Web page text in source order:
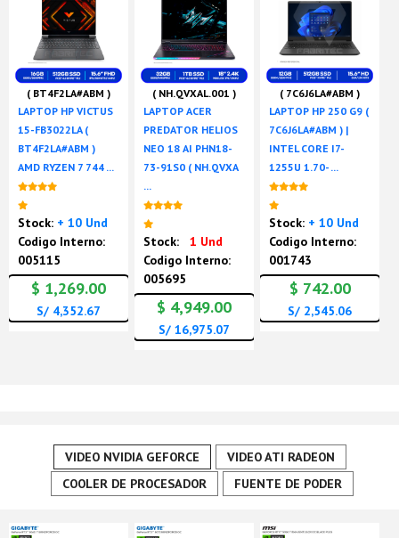
( BT4F2LA#ABM )
LAPTOP HP VICTUS
15-FB3022LA (
BT4F2LA#ABM )
AMD RYZEN 7 744 ...
Stock: + 10 Und
Codigo Interno:
005115
$ 1,269.00
S/ 4,352.67
( NH.QVXAL.001 )
LAPTOP ACER
PREDATOR HELIOS
NEO 18 AI PHN18-
73-91S0 ( NH.QVXA
...
Stock:
1 Und
Codigo Interno:
005695
$ 4,949.00
S/ 16,975.07
( 7C6J6LA#ABM )
LAPTOP HP 250 G9 (
7C6J6LA#ABM ) |
INTEL CORE I7-
1255U 1.70- ...
Stock: + 10 Und
Codigo Interno:
001743
$ 742.00
S/ 2,545.06
VIDEO NVIDIA GEFORCE
VIDEO ATI RADEON
COOLER DE PROCESADOR
FUENTE DE PODER